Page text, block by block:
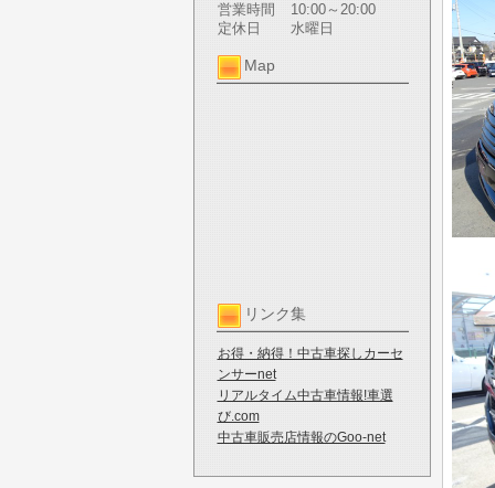
営業時間
10:00～20:00
定休日
水曜日
Map
リンク集
お得・納得！中古車探しカーセ
ンサーnet
リアルタイム中古車情報!車選
び.com
中古車販売店情報のGoo-net